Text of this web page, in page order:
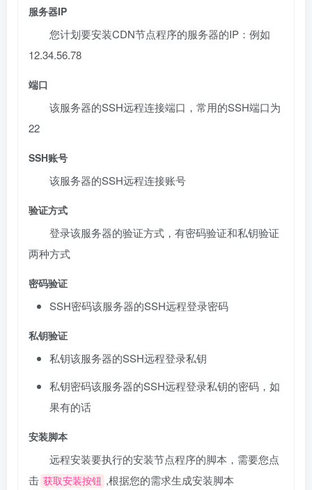
服务器IP
您计划要安装CDN节点程序的服务器的IP：例如
12.34.56.78
端口
该服务器的SSH远程连接端口，常用的SSH端口为
22
SSH账号
该服务器的SSH远程连接账号
验证方式
登录该服务器的验证方式，有密码验证和私钥验证
两种方式
密码验证
SSH密码该服务器的SSH远程登录密码
私钥验证
私钥该服务器的SSH远程登录私钥
私钥密码该服务器的SSH远程登录私钥的密码，如
果有的话
安装脚本
远程安装要执行的安装节点程序的脚本，需要您点
击 获取安装按钮 ,根据您的需求生成安装脚本